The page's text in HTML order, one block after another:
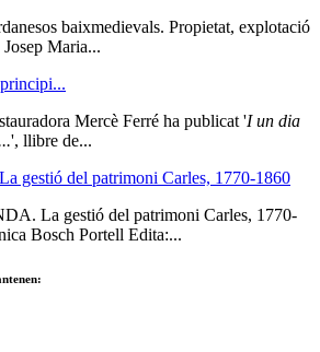
baixmedievals. Propietat, explotació
Maria...
Mercè Ferré ha publicat 'I un dia
', llibre de...
gestió del patrimoni Carles, 1770-1860
La gestió del patrimoni Carles, 1770-
Bosch Portell Edita:...